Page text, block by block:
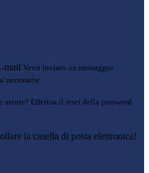
mail Verrà inviato un messaggio
utente? Effettua il reset della password
la casella di posta elettronica!